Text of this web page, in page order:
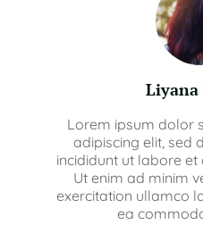
Liyana
Lorem ipsum dolor
adipiscing elit, sed
incididunt ut labore
Ut enim ad minim
exercitation ullamco
ea